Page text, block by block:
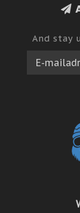
And stay